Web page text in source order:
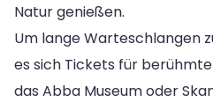
Natur genießen.
Um lange Warteschlangen
es sich Tickets für
das Abba Museum oder